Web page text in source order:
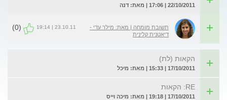
22/10/2011 | 17:06 | מאת: דנה
תשובת מומחה | מאת: מילר עדי -
דיאטנית קלינית
23.10.11 | 19:14
(0)
הקאות (לת)
17/10/2011 | 15:33 | מאת: מיכל
RE: הקאות
17/10/2011 | 19:18 | מאת: מיכה וייס